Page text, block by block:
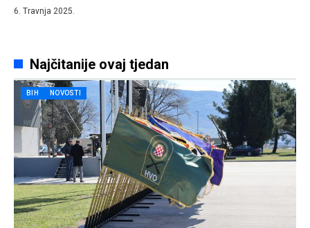
6. Travnja 2025.
Najčitanije ovaj tjedan
BIH NOVOSTI